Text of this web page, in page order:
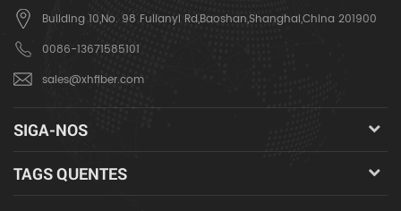
Building 10,No. 98 Fulianyi Rd,Baoshan,Shanghai,China 201900
0086-13671585101
sales@xhfiber.com
SIGA-NOS
TAGS QUENTES